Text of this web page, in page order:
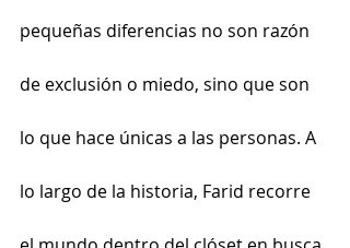
pequeñas diferencias no son razón
de exclusión o miedo, sino que son
lo que hace únicas a las personas. A
lo largo de la historia, Farid recorre